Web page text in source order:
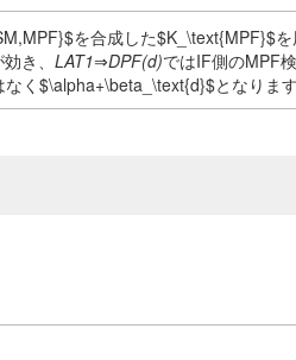
を合成した$K_\text{MPF}$
き、 LAT1⇒DPF(d)ではIF側のMPF
く$\alpha+\beta_\text{d}$となります